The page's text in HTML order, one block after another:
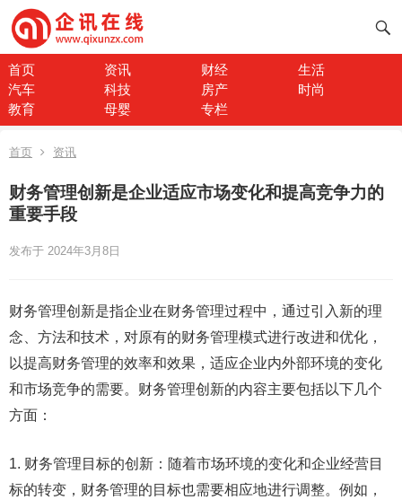
首页 资讯 财经
生活
汽车
科技 房产
时尚
教育
母婴 专栏
首页 资讯
财务管理创新是企业适应市场变化和提高竞争力的
重要手段
发布于 2024年3月8日
财务管理创新是指企业在财务管理过程中，通过引入新的理
念、方法和技术，对原有的财务管理模式进行改进和优化，
以提高财务管理的效率和效果，适应企业内外部环境的变化
和市场竞争的需要。财务管理创新的内容主要包括以下几个
方面：
1. 财务管理目标的创新：随着市场环境的变化和企业经营目
标的转变，财务管理的目标也需要相应地进行调整。例如，